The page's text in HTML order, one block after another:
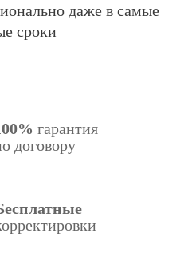
даже в самые
сроки
гарантия
договору